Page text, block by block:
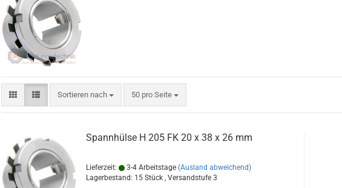
Sortieren nach
Sortieren nach 50 pro Seite
pro Seite
Spannhülse H 205 FK 20 x 38 x 26 mm
Lieferzeit: 3-4 Arbeitstage (Ausland abweichend)
Lagerbestand: 15 Stück , Versandstufe 3